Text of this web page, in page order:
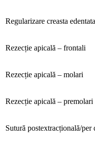
Regularizare creasta
Rezecție apicală – frontali
Rezecție apicală – molari
Rezecție apicală – premolari
Sutură postextracțională/per